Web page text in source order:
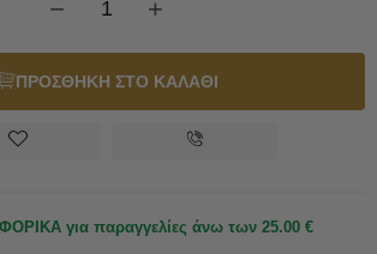
+
−
ΠΡΟΣΘΗΚΗ ΣΤΟ ΚΑΛΑΘΙ
για παραγγελίες άνω των 25.00 €